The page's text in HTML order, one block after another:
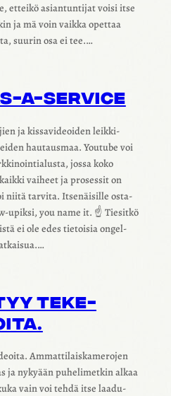
etteikö asian­tun­ti­jat voisi itse
ja mä voin vaikka opet­taa
suurin osa ei tee.…
A-SERVICE
ja kissa­vi­deoi­den leik­ki­
hautaus­maa. Youtube voi
jossa koko
vaiheet ja proses­sit on
niitä tarvita. Itse­näi­sille osta­
upiksi, you name it. ☝️ Tiesitkö
ei ole edes tietoi­sia ongel­
TEKE­
Ammat­ti­lais­ka­me­ro­jen
ja nyky­ään puhe­li­met­kin alkaa
vain voi tehdä itse laadu­